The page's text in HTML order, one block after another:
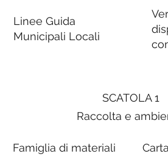
SCATOLA 1
Raccolta e
Famiglia di materiali Carta
Linee Guida
Municipali Locali